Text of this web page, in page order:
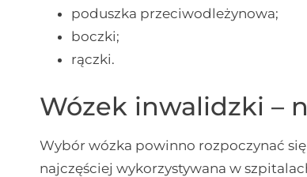
poduszka przeciwodleżynowa;
boczki;
rączki.
Wózek inwalidzki –
Wybór wózka powinno rozpoczynać
najczęściej wykorzystywana w